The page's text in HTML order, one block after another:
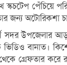
স্কচটেপ পেঁচিয়ে
জন্য অটোরিকশা
উপজেলার
বানাত।
গ্রেফতার করে